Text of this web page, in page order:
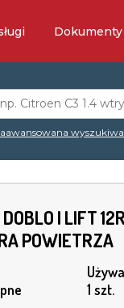
Dokumenty
I LIFT
POWIETRZA
1 szt.